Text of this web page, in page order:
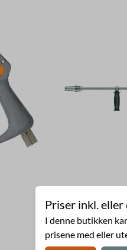
Priser inkl. eller
I denne butikken
prisene med eller